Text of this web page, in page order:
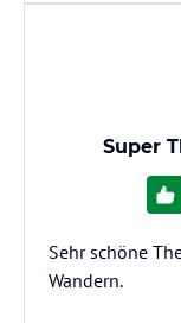
Super
Sehr schöne
Wandern.